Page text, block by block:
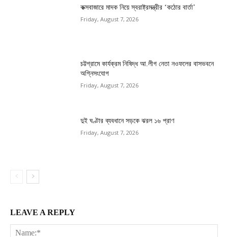
কক্সবাজারে মাদক নিয়ে স্বরাষ্ট্রমন্ত্রীর ‘কঠোর বার্তা’
Friday, August 7, 2026
চট্টগ্রামে কার্যক্রম নিষিদ্ধ আ.লীগ নেতা নওফলের বাসভবনে
অগ্নিসংযোগ
Friday, August 7, 2026
দুই ঘণ্টার ব্যবধানে সড়কে ঝরল ১৬ প্রাণ
Friday, August 7, 2026
LEAVE A REPLY